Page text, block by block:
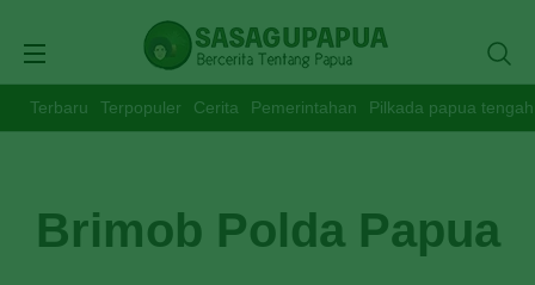
Terbaru Terpopuler Cerita Pemerintahan Pilkada papua tengah
Brimob Polda Papua